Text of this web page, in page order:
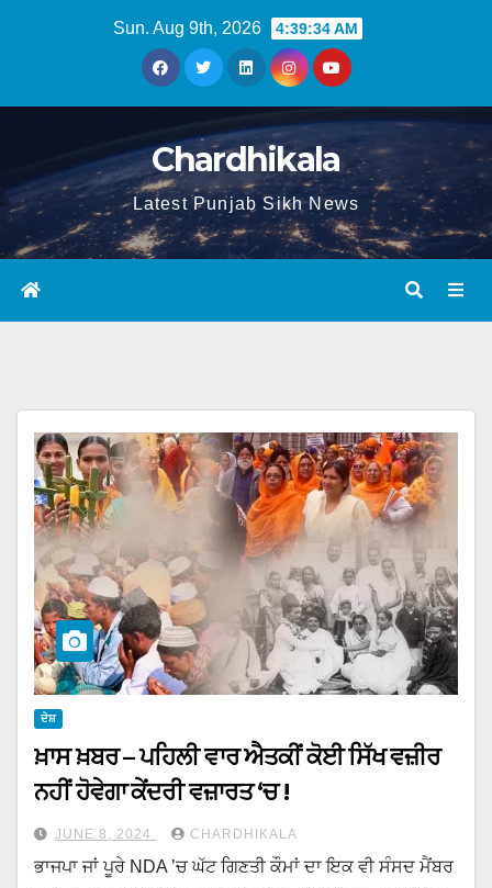
Sun. Aug 9th, 2026 4:39:34 AM
Chardhikala
Latest Punjab Sikh News
ਦੇਸ਼
ਖ਼ਾਸ ਖ਼ਬਰ – ਪਹਿਲੀ ਵਾਰ ਐਤਕੀਂ ਕੋਈ ਸਿੱਖ ਵਜ਼ੀਰ
ਨਹੀਂ ਹੋਵੇਗਾ ਕੇਂਦਰੀ ਵਜ਼ਾਰਤ ‘ਚ !
JUNE 8, 2024 CHARDHIKALA
ਭਾਜਪਾ ਜਾਂ ਪੂਰੇ NDA ’ਚ ਘੱਟ ਗਿਣਤੀ ਕੌਮਾਂ ਦਾ ਇਕ ਵੀ ਸੰਸਦ ਮੈਂਬਰ